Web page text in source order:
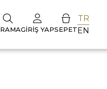
GIRIŞ YAPSEPET
TR
EN